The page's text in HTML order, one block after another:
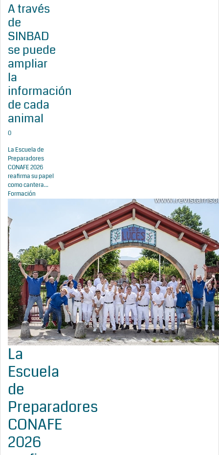
A través
de
SINBAD
se puede
ampliar
la
información
de cada
animal
0
La Escuela de
Preparadores
CONAFE 2026
reafirma su papel
como cantera...
Formación
La
Escuela
de
Preparadores
CONAFE
2026